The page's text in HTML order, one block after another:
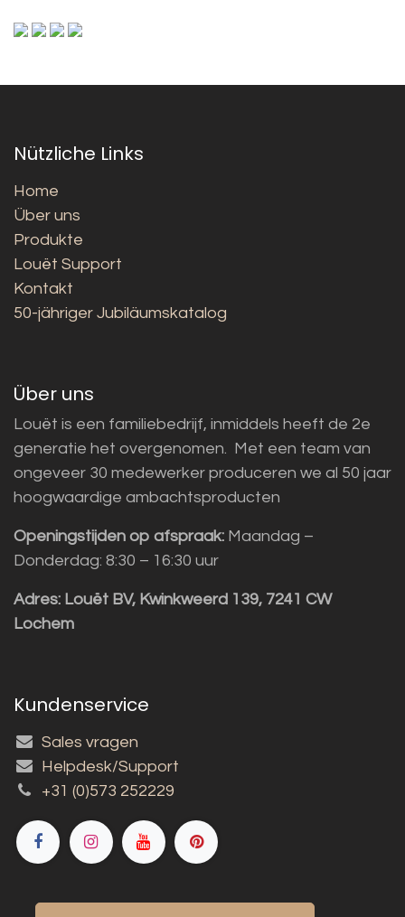
Nützliche Links
Home
Über uns
Produkte
Louët Support
Kontakt
50-jähriger Jubiläumskatalog
Über uns
Louët is een familiebedrijf, inmiddels heeft de 2e
generatie het overgenomen. Met een team van
ongeveer 30 medewerker produceren we al 50 jaar
hoogwaardige ambachtsproducten
Openingstijden op afspraak: Maandag –
Donderdag: 8:30 – 16:30 uur
Adres: Louët BV, Kwinkweerd 139, 7241 CW
Lochem
Kundenservice
Sales vragen
Helpdesk/Support
+31 (0)573 252229